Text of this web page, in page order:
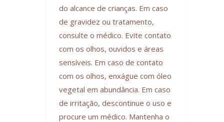
do alcance de crianças. Em caso
de gravidez ou tratamento,
consulte o médico. Evite contato
com os olhos, ouvidos e áreas
sensíveis. Em caso de contato
com os olhos, enxágue com óleo
vegetal em abundância. Em caso
de irritação, descontinue o uso e
procure um médico. Mantenha o